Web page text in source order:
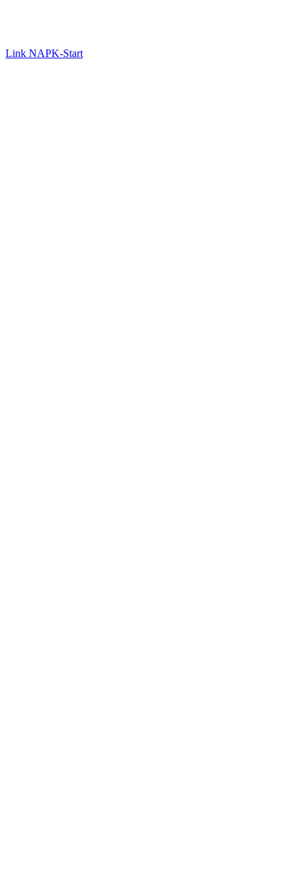
Link NAPK-Start